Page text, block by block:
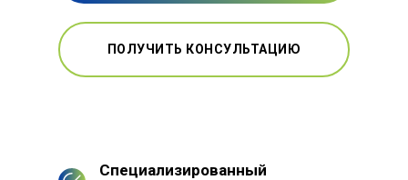
ПОЛУЧИТЬ КОНСУЛЬТАЦИЮ
Специализированный